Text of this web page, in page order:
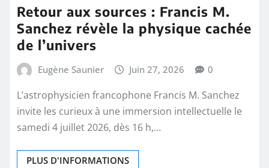
Retour aux sources : Francis M.
Sanchez révèle la physique cachée
de l’univers
Eugène Saunier Juin 27, 2026 0
L’astrophysicien francophone Francis M. Sanchez
invite les curieux à une immersion intellectuelle le
samedi 4 juillet 2026, dès 16 h,…
PLUS D'INFORMATIONS